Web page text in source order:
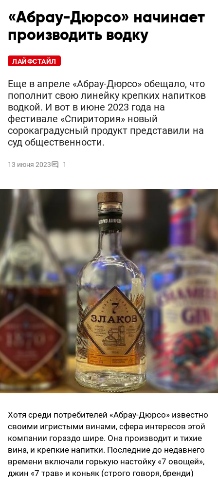
«Абрау-Дюрсо» начинает
производить водку
ЛАЙФСТАЙЛ
Еще в апреле «Абрау-Дюрсо» обещало, что
пополнит свою линейку крепких напитков
водкой. И вот в июне 2023 года на
фестивале «Спиритория» новый
сорокаградусный продукт представили на
суд общественности.
13 июня 2023 1
Хотя среди потребителей «Абрау-Дюрсо» известно
своими игристыми винами, сфера интересов этой
компании гораздо шире. Она производит и тихие
вина, и крепкие напитки. Последние до недавнего
времени включали горькую настойку «7 овощей»,
джин «7 трав» и коньяк (строго говоря,бренди)